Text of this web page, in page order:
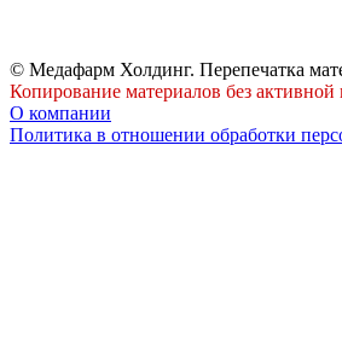
© Медафарм Холдинг. Перепечатка
Копирование материалов без
О компании
Политика в отношении обработки